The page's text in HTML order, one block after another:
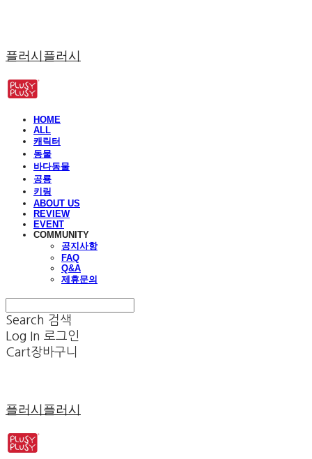
플러시플러시
HOME
ALL
캐릭터
동물
바다동물
공룡
키링
ABOUT US
REVIEW
EVENT
COMMUNITY
공지사항
FAQ
Q&A
제휴문의
Search 검색
Log In 로그인
Cart장바구니
플러시플러시